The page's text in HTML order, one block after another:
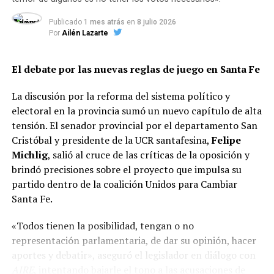
posibilidad de habilitar un segundo mandato
consecutivo para la fórmula de Gobernador y
reelecciones indefinidas para legisladores,
intendentes y concejales.
Modernización del sistema judicial y de
seguridad:Adecuar las garantías
constitucionales al nuevo Código Procesal Penal,
fortaleciendo el rol del Ministerio Público de la
Acusación (MPA) y otorgando rango
constitucional a herramientas clave de seguridad
Eliminación de privilegios y fueros:Reformas
en la inmunidad parlamentaria para que
Publicado 1 mes atrás en 8 julio 2026
Por Ailén Lazarte
El debate por las nuevas reglas de juego en Santa Fe
La discusión por la reforma del sistema político y
electoral en la provincia sumó un nuevo capítulo de alta
tensión. El senador provincial por el departamento San
Cristóbal y presidente de la UCR santafesina,Felipe
Michlig, salió al cruce de las críticas de la oposición y
brindó precisiones sobre el proyecto que impulsa su
partido dentro de la coalición Unidos para Cambiar
Santa Fe.
«Todos tienen la posibilidad, tengan o no
representación parlamentaria, de dar su opinión, hacer
aportes y debatir», aseguró el legislador en diálogo con